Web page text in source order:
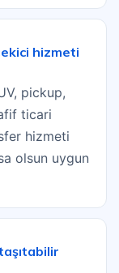
hizmeti
pickup,
ticari
hizmeti
olsun uygun